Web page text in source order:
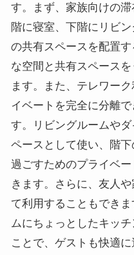
す。まず、家族向けの
階に寝室、下階にリビ
の共有スペースを配置
な空間と共有スペース
ます。また、テレワー
イベートを完全に分離
す。リビングルームや
ペースとして使い、階
過ごすためのプライベ
きます。さらに、友人
て利用することもでき
ムにちょっとしたキッ
ことで、ゲストも快適